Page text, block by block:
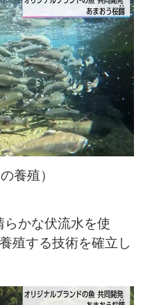
養殖）
らかな伏流水を使
殖する技術を確立し